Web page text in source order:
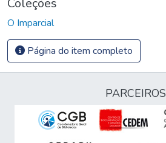
O Imparcial
Página do item completo
PARCEIROS